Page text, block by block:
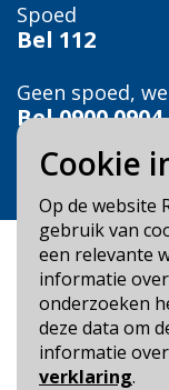
Cookie
Op de website
gebruik van
een relevante
informatie
onderzoeken
deze data om
informatie
verklaring.
Spoed
Bel 112
Geen spoed,
Bel0900 0904
Veilig Leven?
Bel 0900-8387
Blijf op de